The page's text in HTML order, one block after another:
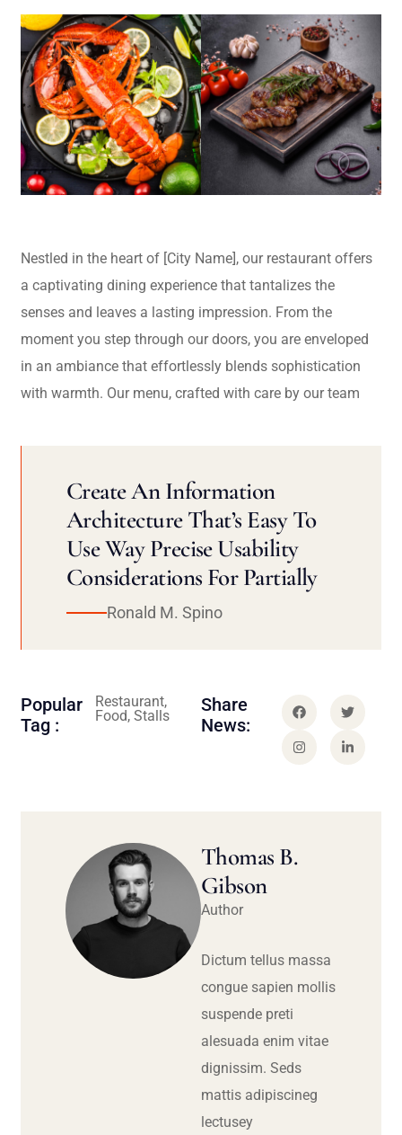
Nestled in the heart of [City Name], our restaurant offers
a captivating dining experience that tantalizes the
senses and leaves a lasting impression. From the
moment you step through our doors, you are enveloped
in an ambiance that effortlessly blends sophistication
with warmth. Our menu, crafted with care by our team
Create An Information
Architecture That’s Easy To
Use Way Precise Usability
Considerations For Partially
Ronald M. Spino
Popular
Tag :
Restaurant,
Food, Stalls
Share
News:
Thomas B.
Gibson
Author
Dictum tellus massa
congue sapien mollis
suspende preti
alesuada enim vitae
dignissim. Seds
mattis adipiscineg
lectusey